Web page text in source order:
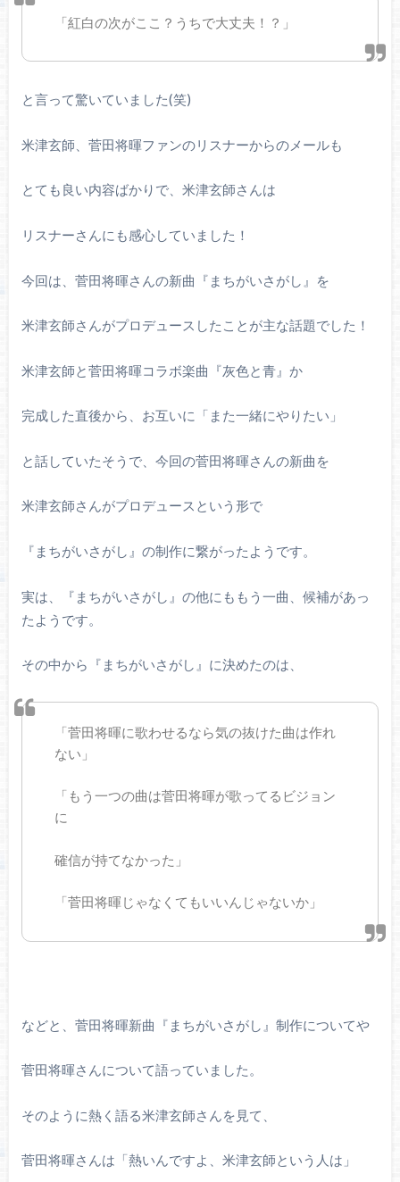
「紅白の次がここ？うちで大丈夫！？」
と言って驚いていました(笑)
米津玄師、菅田将暉ファンのリスナーからのメールも
とても良い内容ばかりで、米津玄師さんは
リスナーさんにも感心していました！
今回は、菅田将暉さんの新曲『まちがいさがし』を
米津玄師さんがプロデュースしたことが主な話題でした！
米津玄師と菅田将暉コラボ楽曲『灰色と青』か
完成した直後から、お互いに「また一緒にやりたい」
と話していたそうで、今回の菅田将暉さんの新曲を
米津玄師さんがプロデュースという形で
『まちがいさがし』の制作に繋がったようです。
実は、『まちがいさがし』の他にももう一曲、候補があっ
たようです。
その中から『まちがいさがし』に決めたのは、
「菅田将暉に歌わせるなら気の抜けた曲は作れ
ない」
「もう一つの曲は菅田将暉が歌ってるビジョン
に
確信が持てなかった」
「菅田将暉じゃなくてもいいんじゃないか」
などと、菅田将暉新曲『まちがいさがし』制作についてや
菅田将暉さんについて語っていました。
そのように熱く語る米津玄師さんを見て、
菅田将暉さんは「熱いんですよ、米津玄師という人は」